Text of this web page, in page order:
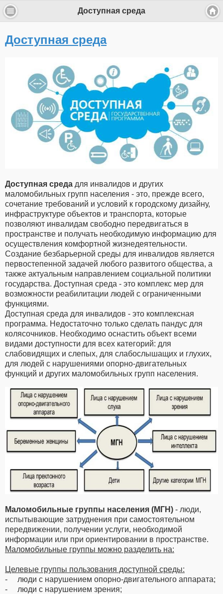
Доступная среда
Доступная среда
Доступная среда для инвалидов и других
маломобильных групп населения - это, прежде всего,
сочетание требований и условий к городскому дизайну,
инфраструктуре объектов и транспорта, которые
позволяют инвалидам свободно передвигаться в
пространстве и получать необходимую информацию для
осуществления комфортной жизнедеятельности.
Создание безбарьерной среды для инвалидов является
первостепенной задачей любого развитого общества, а
также актуальным направлением социальной политики
государства. Доступная среда - это комплекс мер для
возможности реабилитации людей с ограниченными
функциями.
Доступная среда для инвалидов - это комплексная
программа. Недостаточно только сделать пандус для
колясочников. Необходимо оснастить объект всеми
видами доступности для всех категорий: для
слабовидящих и слепых, для слабослышащих и глухих,
для людей с нарушениями опорно-двигательных
функций и других маломобильных групп населения.
Маломобильные группы населения (МГН) - люди,
испытывающие затруднения при самостоятельном
передвижении, получении услуги, необходимой
информации или при ориентировании в пространстве.
Маломобильные группы можно разделить на:
Целевые группы пользования доступной среды:
- люди с нарушением опорно-двигательного аппарата;
- люди с нарушением зрения;